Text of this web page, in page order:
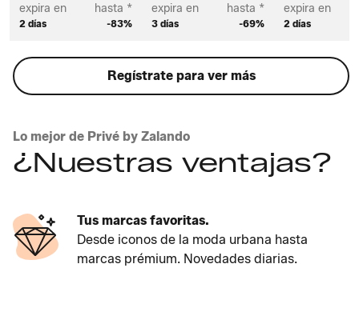
expira en
2 días
hasta *
-83%
expira en
3 días
hasta *
-69%
expira en
2 días
Regístrate para ver más
Lo mejor de Privé by Zalando
¿Nuestras ventajas?
Tus marcas favoritas.
Desde iconos de la moda urbana hasta
marcas prémium. Novedades diarias.